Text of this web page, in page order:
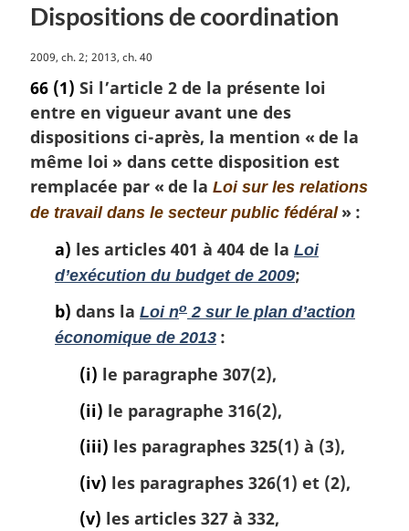
les
travail
dans
la
fonction
publique,
Loi
sur
la
Commission
des
relations
travail
et
l’emploi
la
fonction
sur
de
travail
dans
la
fonction
la
Loi
sur
Commission
des
de
travail
de
l’emploi
dans
la
Dispositions de coordination
N
o
t
e
m
a
g
i
2009, ch. 2; 2013, ch. 40
66 (1) Si l’article 2 de la présente loi
entre en vigueur avant une des
dispositions ci-après, la mention « de la
même loi » dans cette disposition est
remplacée par « de la Loi sur les relations
de travail dans le secteur public fédéral» :
a) les articles 401 à 404 de la Loi
d’exécution du budget de 2009;
b) dans la Loi no 2 sur le plan d’action
économique de 2013 :
(i) le paragraphe 307(2),
(ii) le paragraphe 316(2),
(iii) les paragraphes 325(1) à (3),
(iv) les paragraphes 326(1) et (2),
(v) les articles 327 à 332,